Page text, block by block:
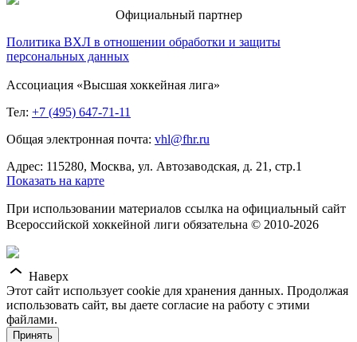
Официальный партнер
Политика ВХЛ в отношении обработки и защиты
персональных данных
Ассоциация «Высшая хоккейная лига»
Тел: +7 (495) 647-71-11
Общая электронная почта: vhl@fhr.ru
Адрес: 115280, Москва, ул. Автозаводская, д. 21, стр.1
Показать на карте
При использовании материалов ссылка на официальный сайт
Всероссийской хоккейной лиги обязательна © 2010-2026
Наверх
Этот сайт использует cookie для хранения данных. Продолжая
использовать сайт, вы даете согласие на работу с этими
файлами.
Принять